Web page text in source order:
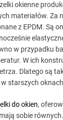
okienne
materiałów. Za
z EPDM. Są
w przypadku
W ich
Dlatego są
w starszych
do okien,
sobie